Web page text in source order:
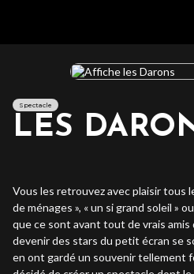
Spectacle
LES
Vous les retrouvez avec plaisir tous
de ménages », « un si grand soleil »
que ce sont avant tout de vrais amis
devenir des stars du petit écran se
en ont gardé un souvenir tellement